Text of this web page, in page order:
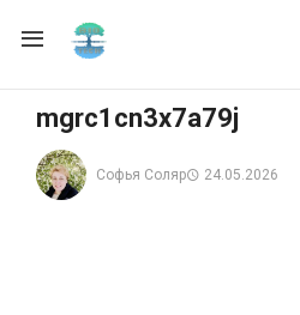
mgrc1cn3x7a79j
Софья Соляр 24.05.2026